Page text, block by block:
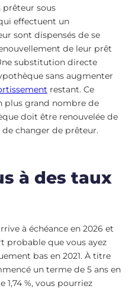
sous
effectuent un
sont dispensés de se
de leur prêt
substitution directe
sans augmenter
restant. Ce
plus grand nombre de
doit être renouvelée de
changer de prêteur.
à des taux
à échéance en 2026 et
probable que vous ayez
bas en 2021. À titre
un terme de 5 ans en
1,74 %, vous pourriez